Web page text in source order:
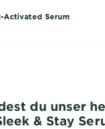
du unser
& Stay
Activated Serum